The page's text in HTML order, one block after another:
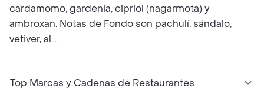
cardamomo, gardenia, cipriol (nagarmota) y
ambroxan. Notas de Fondo son pachulí, sándalo,
vetiver, al...
Top Marcas y Cadenas de Restaurantes